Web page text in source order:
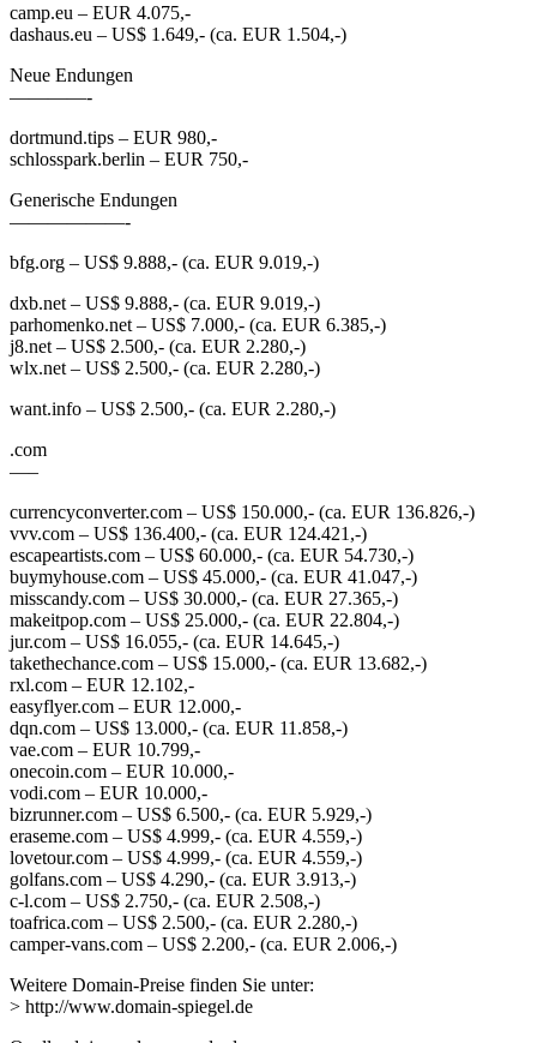
camp.eu – EUR 4.075,-
dashaus.eu – US$ 1.649,- (ca. EUR 1.504,-)
Neue Endungen
————-
dortmund.tips – EUR 980,-
schlosspark.berlin – EUR 750,-
Generische Endungen
——————-
bfg.org – US$ 9.888,- (ca. EUR 9.019,-)
dxb.net – US$ 9.888,- (ca. EUR 9.019,-)
parhomenko.net – US$ 7.000,- (ca. EUR 6.385,-)
j8.net – US$ 2.500,- (ca. EUR 2.280,-)
wlx.net – US$ 2.500,- (ca. EUR 2.280,-)
want.info – US$ 2.500,- (ca. EUR 2.280,-)
.com
—–
currencyconverter.com – US$ 150.000,- (ca. EUR 136.826,-)
vvv.com – US$ 136.400,- (ca. EUR 124.421,-)
escapeartists.com – US$ 60.000,- (ca. EUR 54.730,-)
buymyhouse.com – US$ 45.000,- (ca. EUR 41.047,-)
misscandy.com – US$ 30.000,- (ca. EUR 27.365,-)
makeitpop.com – US$ 25.000,- (ca. EUR 22.804,-)
jur.com – US$ 16.055,- (ca. EUR 14.645,-)
takethechance.com – US$ 15.000,- (ca. EUR 13.682,-)
rxl.com – EUR 12.102,-
easyflyer.com – EUR 12.000,-
dqn.com – US$ 13.000,- (ca. EUR 11.858,-)
vae.com – EUR 10.799,-
onecoin.com – EUR 10.000,-
vodi.com – EUR 10.000,-
bizrunner.com – US$ 6.500,- (ca. EUR 5.929,-)
eraseme.com – US$ 4.999,- (ca. EUR 4.559,-)
lovetour.com – US$ 4.999,- (ca. EUR 4.559,-)
golfans.com – US$ 4.290,- (ca. EUR 3.913,-)
c-l.com – US$ 2.750,- (ca. EUR 2.508,-)
toafrica.com – US$ 2.500,- (ca. EUR 2.280,-)
camper-vans.com – US$ 2.200,- (ca. EUR 2.006,-)
Weitere Domain-Preise finden Sie unter:
> http://www.domain-spiegel.de